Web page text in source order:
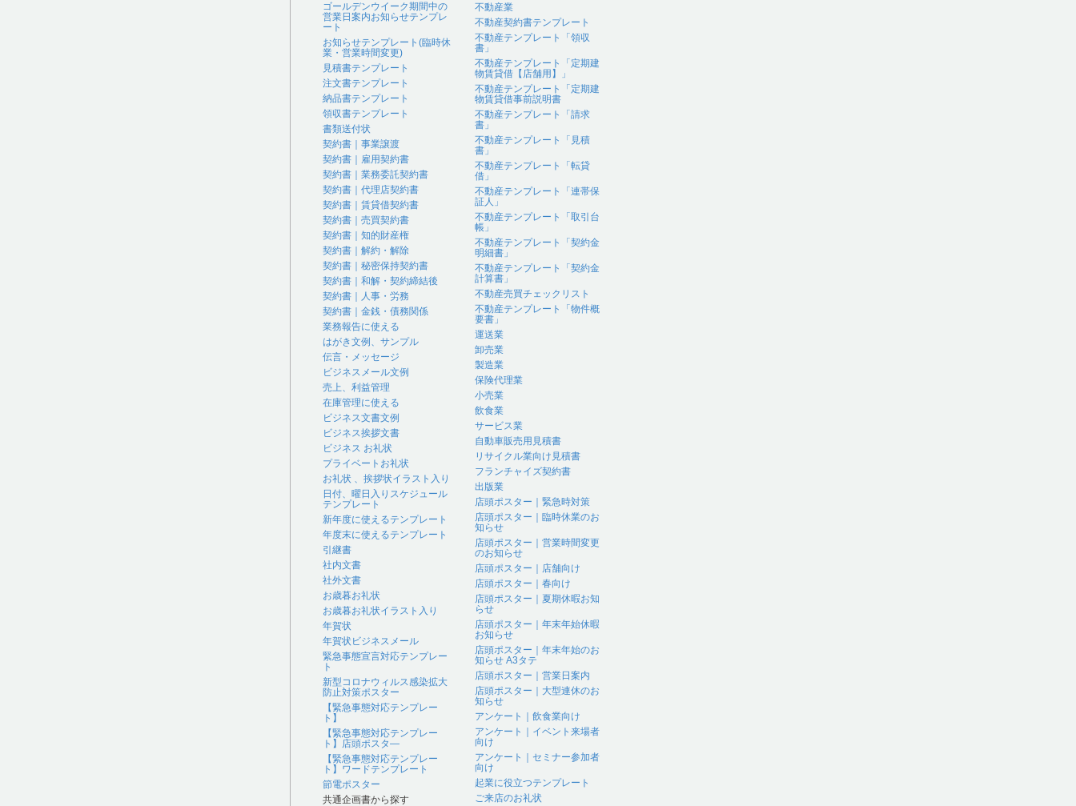
ゴールデンウイーク期間中の
営業日案内お知らせテンプレ
ート
お知らせテンプレート(臨時休
業・営業時間変更)
見積書テンプレート
注文書テンプレート
納品書テンプレート
領収書テンプレート
書類送付状
契約書｜事業譲渡
契約書｜雇用契約書
契約書｜業務委託契約書
契約書｜代理店契約書
契約書｜賃貸借契約書
契約書｜売買契約書
契約書｜知的財産権
契約書｜解約・解除
契約書｜秘密保持契約書
契約書｜和解・契約締結後
契約書｜人事・労務
契約書｜金銭・債務関係
業務報告に使える
はがき文例、サンプル
伝言・メッセージ
ビジネスメール文例
売上、利益管理
在庫管理に使える
ビジネス文書文例
ビジネス挨拶文書
ビジネス お礼状
プライベートお礼状
お礼状 、挨拶状イラスト入り
日付、曜日入りスケジュール
テンプレート
新年度に使えるテンプレート
年度末に使えるテンプレート
引継書
社内文書
社外文書
お歳暮お礼状
お歳暮お礼状イラスト入り
年賀状
年賀状ビジネスメール
緊急事態宣言対応テンプレー
ト
新型コロナウィルス感染拡大
防止対策ポスター
【緊急事態対応テンプレー
ト】
【緊急事態対応テンプレー
ト】店頭ポスタ―
【緊急事態対応テンプレー
ト】ワードテンプレート
節電ポスター
共通企画書から探す
不動産業
不動産契約書テンプレート
不動産テンプレート「領収
書」
不動産テンプレート「定期建
物賃貸借【店舗用】」
不動産テンプレート「定期建
物賃貸借事前説明書
不動産テンプレート「請求
書」
不動産テンプレート「見積
書」
不動産テンプレート「転貸
借」
不動産テンプレート「連帯保
証人」
不動産テンプレート「取引台
帳」
不動産テンプレート「契約金
明細書」
不動産テンプレート「契約金
計算書」
不動産売買チェックリスト
不動産テンプレート「物件概
要書」
運送業
卸売業
製造業
保険代理業
小売業
飲食業
サービス業
自動車販売用見積書
リサイクル業向け見積書
フランチャイズ契約書
出版業
店頭ポスター｜緊急時対策
店頭ポスター｜臨時休業のお
知らせ
店頭ポスター｜営業時間変更
のお知らせ
店頭ポスター｜店舗向け
店頭ポスター｜春向け
店頭ポスター｜夏期休暇お知
らせ
店頭ポスター｜年末年始休暇
お知らせ
店頭ポスター｜年末年始のお
知らせ A3タテ
店頭ポスター｜営業日案内
店頭ポスター｜大型連休のお
知らせ
アンケート｜飲食業向け
アンケート｜イベント来場者
向け
アンケート｜セミナー参加者
向け
起業に役立つテンプレート
ご来店のお礼状